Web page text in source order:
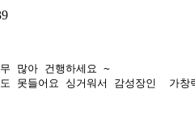
무 많아 건행하세요 ~